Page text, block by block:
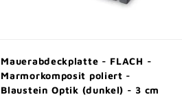
Mauerabdeckplatte - FLACH -
Marmorkomposit poliert -
Blaustein Optik (dunkel) - 3 cm